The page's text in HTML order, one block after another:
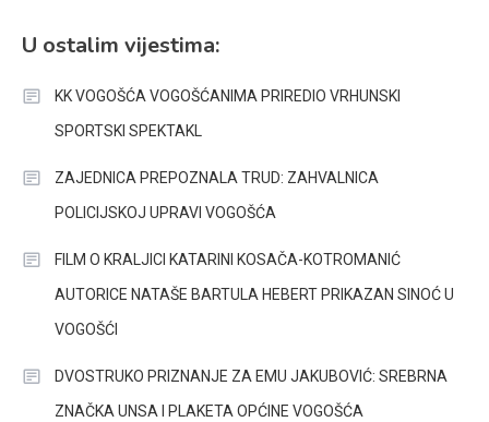
U ostalim vijestima:
KK VOGOŠĆA VOGOŠĆANIMA PRIREDIO VRHUNSKI
SPORTSKI SPEKTAKL
ZAJEDNICA PREPOZNALA TRUD: ZAHVALNICA
POLICIJSKOJ UPRAVI VOGOŠĆA
FILM O KRALJICI KATARINI KOSAČA-KOTROMANIĆ
AUTORICE NATAŠE BARTULA HEBERT PRIKAZAN SINOĆ U
VOGOŠĆI
DVOSTRUKO PRIZNANJE ZA EMU JAKUBOVIĆ: SREBRNA
ZNAČKA UNSA I PLAKETA OPĆINE VOGOŠĆA